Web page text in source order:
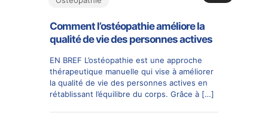
Comment l’ostéopathie améliore la
qualité de vie des personnes actives
EN BREF L’ostéopathie est une approche
thérapeutique manuelle qui vise à améliorer
la qualité de vie des personnes actives en
rétablissant l’équilibre du corps. Grâce à […]